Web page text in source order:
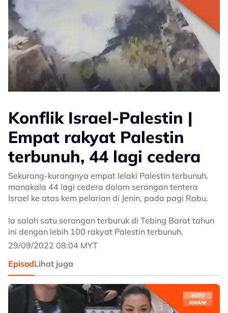
Konflik Israel-Palestin |
Empat rakyat Palestin
terbunuh, 44 lagi cedera
Sekurang-kurangnya empat lelaki Palestin terbunuh,
manakala 44 lagi cedera dalam serangan tentera
Israel ke atas kem pelarian di Jenin, pada pagi Rabu.
Ia salah satu serangan terburuk di Tebing Barat tahun
ini dengan lebih 100 rakyat Palestin terbunuh.
29/09/2022 08:04 MYT
EpisodLihat juga